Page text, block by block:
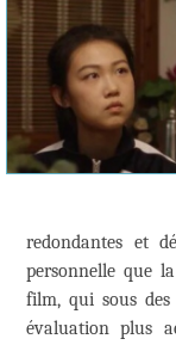
redondantes et
personnelle que
film, qui sous des
évaluation plus